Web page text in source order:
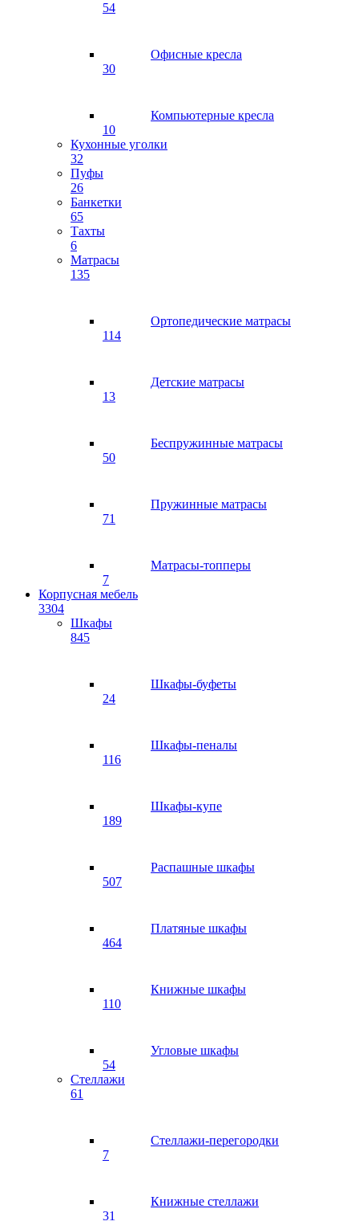
54
Офисные кресла
30
Компьютерные кресла
10
Кухонные уголки
32
Пуфы
26
Банкетки
65
Тахты
6
Матрасы
135
Ортопедические матрасы
114
Детские матрасы
13
Беспружинные матрасы
50
Пружинные матрасы
71
Матрасы-топперы
7
Корпусная мебель
3304
Шкафы
845
Шкафы-буфеты
24
Шкафы-пеналы
116
Шкафы-купе
189
Распашные шкафы
507
Платяные шкафы
464
Книжные шкафы
110
Угловые шкафы
54
Стеллажи
61
Стеллажи-перегородки
7
Книжные стеллажи
31